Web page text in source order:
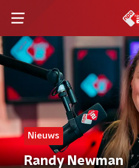
Nieuws
Randy Newman